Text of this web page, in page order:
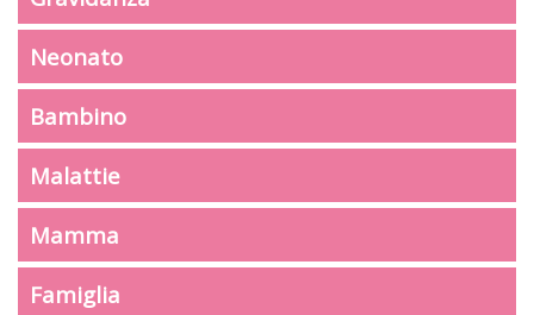
Neonato
Bambino
Malattie
Mamma
Famiglia